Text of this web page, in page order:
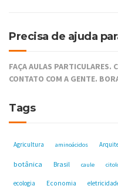
Precisa de ajuda
FAÇA AULAS PARTICULARES.
CONTATO COM A GENTE.
Tags
Agricultura aminoácidos
botânica Brasil caule
ecologia Economia